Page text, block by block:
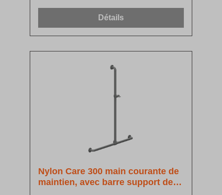
Détails
Nylon Care 300 main courante de
maintien, avec barre support de